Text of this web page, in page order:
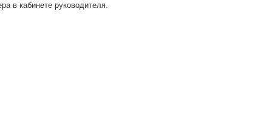
в кабинете руководителя.